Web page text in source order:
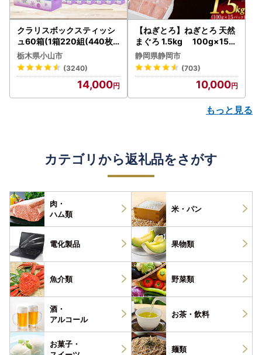
クラリスボックスティッシ
ュ60箱(1箱220組(440枚))
(5個入り×12セット)【配送
不可地域：離島・沖縄県】
【1256759】
栃木県小山市
(3240)
14,000
【ねぎとろ】ねぎとろ 天然
まぐろ 1.5kg 100g×15パ
ック
静岡県静岡市
(703)
10,000
もっと見る
カテゴリから返礼品をさがす
肉・
ハム類
米・パン
電化製品 果物類
魚介類 野菜類
酒・
アルコール
お茶・ 飲料
お菓子・
麺類